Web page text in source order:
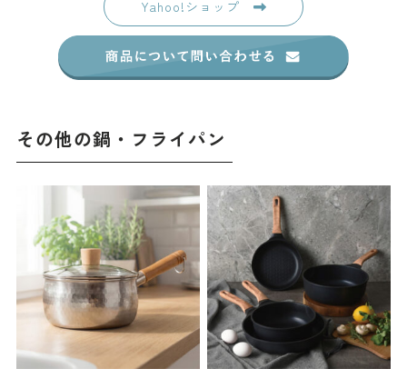
Yahoo!ショップ
その他の鍋・フライパン